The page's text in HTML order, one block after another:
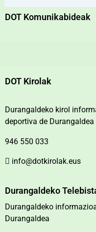
DOT Komunikabideak
DOT Kirolak
Durangaldeko kirol
deportiva de Durangaldea
946 550 033
info@dotkirolak.eus
Durangaldeko
Durangaldeko
Durangaldea